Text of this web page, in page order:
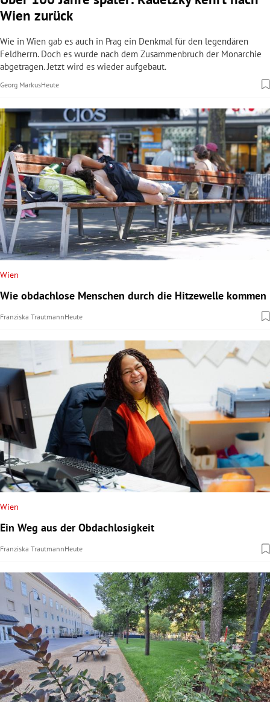
Wien zurück
Wie in Wien gab es auch in Prag ein Denkmal für den legendären
Feldherrn. Doch es wurde nach dem Zusammenbruch der Monarchie
abgetragen. Jetzt wird es wieder aufgebaut.
Georg MarkusHeute
Wien
Wie obdachlose Menschen durch die Hitzewelle kommen
Franziska TrautmannHeute
Wien
Ein Weg aus der Obdachlosigkeit
Franziska TrautmannHeute